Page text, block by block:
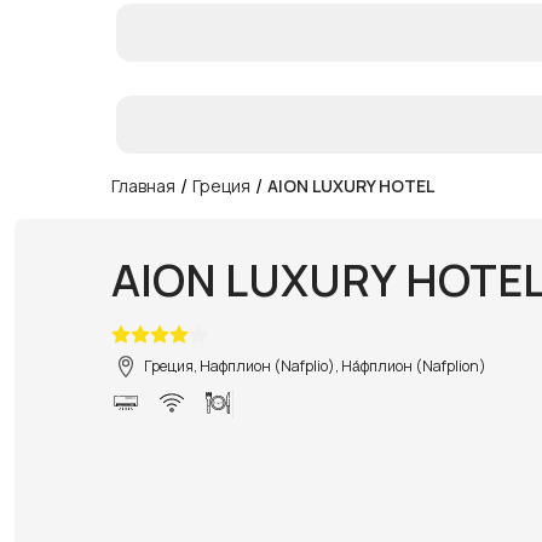
Главная / Греция / AION LUXURY HOTEL
AION LUXURY
Греция, Нафплион (Nafplio), На́фплион (Nafplion)